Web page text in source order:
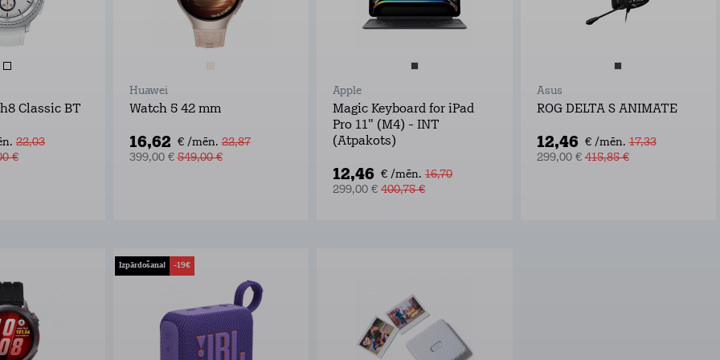
Classic BT
22,03
€
Huawei
Watch 5 42 mm
16,62 € /mēn. 22,87
399,00 €549,00 €
Apple
Magic Keyboard for iPad
Pro 11" (M4) - INT
(Atpakots)
12,46 € /mēn. 16,70
299,00 € 400,75 €
Asus
ROG DELTA S ANIMATE
12,46 € /mēn. 17,33
299,00 €415,85 €
Izpārdošana! -19€